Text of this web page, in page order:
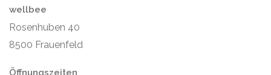
wellbee
Rosenhuben 40
8500 Frauenfeld
Öffnungszeiten